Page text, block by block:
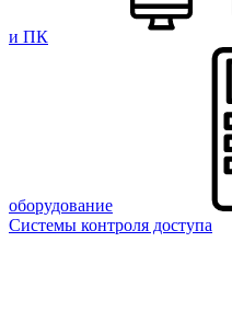
и ПК
оборудование
Системы контроля доступа